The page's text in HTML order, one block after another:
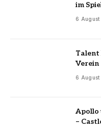
im
6
Talent
Verein
6
Apollo
–